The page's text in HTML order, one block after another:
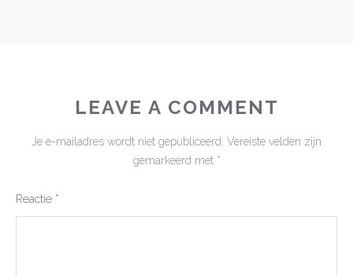
LEAVE A COMMENT
Je e-mailadres wordt niet gepubliceerd. Vereiste velden zijn
gemarkeerd met *
Reactie *